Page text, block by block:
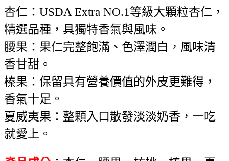
杏仁：USDA Extra NO.1等級大顆粒杏仁，
精選品種，具獨特香氣與風味。
腰果：果仁完整飽滿、色澤潤白，風味清
香甘甜。
榛果：保留具有營養價值的外皮更難得，
香氣十足。
夏威夷果：整顆入口散發淡淡奶香，一吃
就愛上。